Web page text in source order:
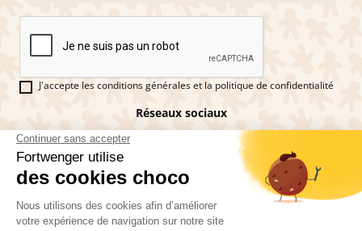
J'accepte les conditions générales et la politique de confidentialité
Réseaux sociaux
Vous êtes fan de pains d'épices ?
Fortwenger ©2026